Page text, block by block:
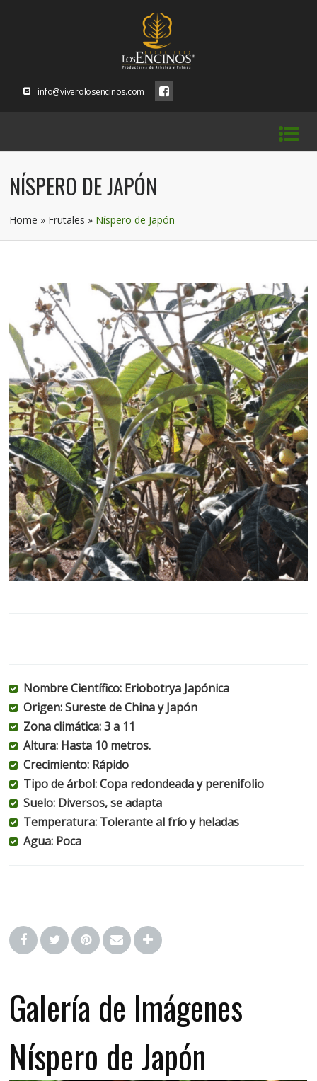
info@viverolosencinos.com
NÍSPERO DE JAPÓN
Home » Frutales » Níspero de Japón
Nombre Científico: Eriobotrya Japónica
Origen: Sureste de China y Japón
Zona climática: 3 a 11
Altura: Hasta 10 metros.
Crecimiento: Rápido
Tipo de árbol: Copa redondeada y perenifolio
Suelo: Diversos, se adapta
Temperatura: Tolerante al frío y heladas
Agua: Poca
Galería de Imágenes
Níspero de Japón